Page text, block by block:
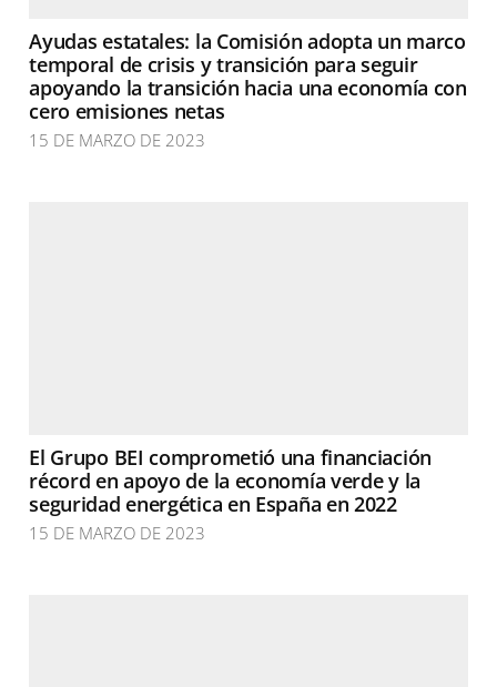
Ayudas estatales: la Comisión adopta un marco
temporal de crisis y transición para seguir
apoyando la transición hacia una economía con
cero emisiones netas
15 DE MARZO DE 2023
El Grupo BEI comprometió una financiación
récord en apoyo de la economía verde y la
seguridad energética en España en 2022
15 DE MARZO DE 2023